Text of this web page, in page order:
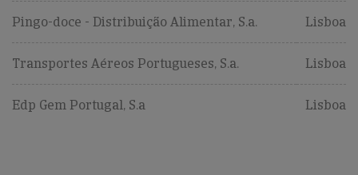
Pingo-doce - Distribuição Alimentar, S.a. Lisboa
Transportes Aéreos Portugueses, S.a. Lisboa
Edp Gem Portugal, S.a Lisboa